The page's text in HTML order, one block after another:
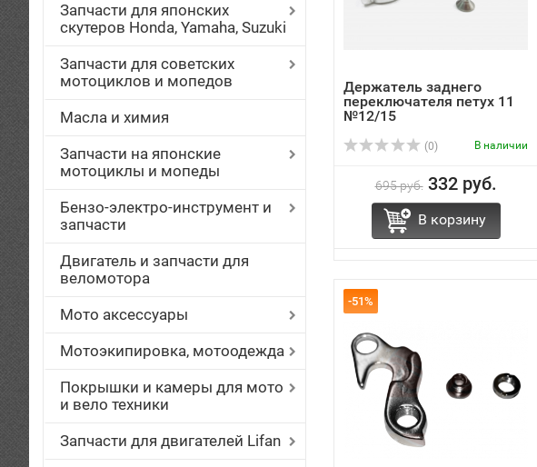
Запчасти для японских
скутеров Honda, Yamaha, Suzuki
Запчасти для советских
мотоциклов и мопедов
Масла и химия
Запчасти на японские
мотоциклы и мопеды
Бензо-электро-инструмент и
запчасти
Двигатель и запчасти для
веломотора
Мото аксессуары
Мотоэкипировка, мотоодежда
Покрышки и камеры для мото
и вело техники
Запчасти для двигателей Lifan
Держатель заднего
переключателя петух 11
№12/15
(0) В наличии
695 руб. 332 руб.
В корзину
-51%